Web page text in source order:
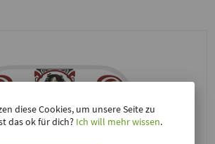
diese Cookies, um unsere Seite zu
das ok für dich? Ich will mehr wissen.